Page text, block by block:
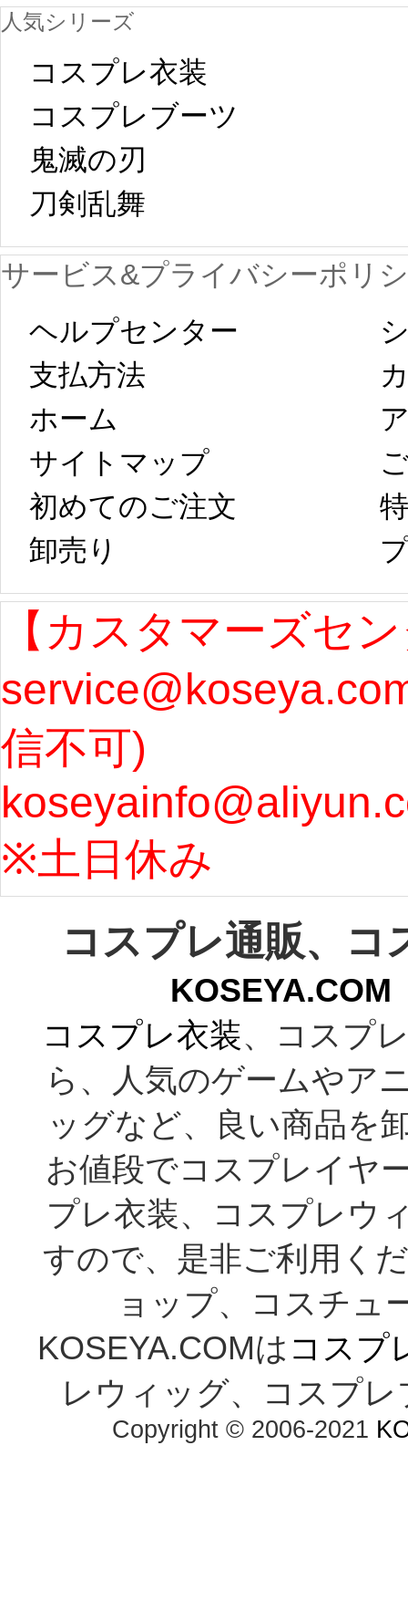
中国旧正月の影
響で2024年2月5
日から工場生産
が一時停止いた
します。 2月5日
以後のご注文
は、2月25日から
コスプレ制作、
発送予定となり
ます。 ...[more]
プレ
新春
字半
第二
たし
ル期
まで
う...
人気シリーズ
コスプレ衣装
コスプレブーツ
鬼滅の刃
刀剣乱舞
サービス&プライバシーポリ
ヘルプセンター
支払方法
ホーム
サイトマップ
初めてのご注文
卸売り
【カスタマーズセ
信不可)
※土日休み
コスプレ通販、コ
コスプレ衣装、コスプ
ら、人気のゲームやア
ッグなど、良い商品を
お値段でコスプレイヤ
プレ衣装、コスプレウ
すので、是非ご利用く
ョップ、コスチュ
KOSEYA.COMは コスプ
レウィッグ、コスプ
Copyright © 2006-2021